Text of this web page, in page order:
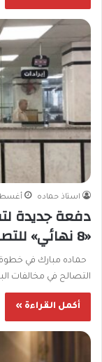
استاذ حماده أغسطس
«8 نهائي» للتصالح في مخالفات البناء بدسوق
حماده مبارك في
التصالح في مخالفات
أكمل القراءة »